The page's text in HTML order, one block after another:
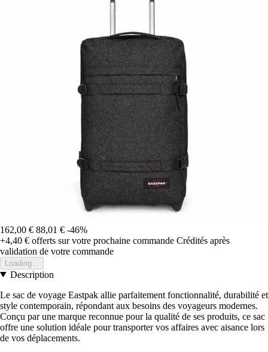
162,00 € 88,01 € -46%
+4,40 € offerts sur votre prochaine commande Crédités après
validation de votre commande
Loading...
Description
Le sac de voyage Eastpak allie parfaitement fonctionnalité, durabilité et
style contemporain, répondant aux besoins des voyageurs modernes.
Conçu par une marque reconnue pour la qualité de ses produits, ce sac
offre une solution idéale pour transporter vos affaires avec aisance lors
de vos déplacements.